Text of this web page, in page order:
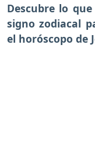
Descubre lo
signo zodiacal
el horóscopo de